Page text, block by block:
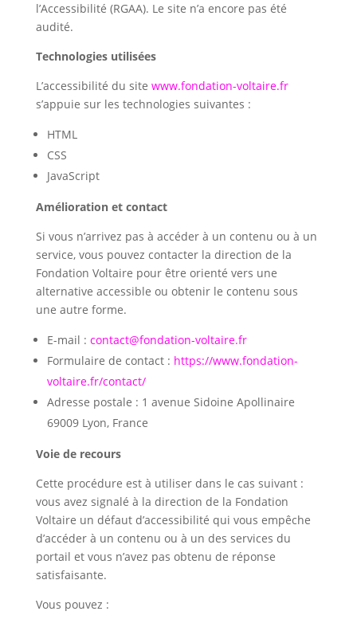
l’Accessibilité (RGAA). Le site n’a encore pas été
audité.
Technologies utilisées
L’accessibilité du site www.fondation-voltaire.fr
s’appuie sur les technologies suivantes :
HTML
CSS
JavaScript
Amélioration et contact
Si vous n’arrivez pas à accéder à un contenu ou à un
service, vous pouvez contacter la direction de la
Fondation Voltaire pour être orienté vers une
alternative accessible ou obtenir le contenu sous
une autre forme.
E-mail : contact@fondation-voltaire.fr
Formulaire de contact : https://www.fondation-
voltaire.fr/contact/
Adresse postale : 1 avenue Sidoine Apollinaire
69009 Lyon, France
Voie de recours
Cette procédure est à utiliser dans le cas suivant :
vous avez signalé à la direction de la Fondation
Voltaire un défaut d’accessibilité qui vous empêche
d’accéder à un contenu ou à un des services du
portail et vous n’avez pas obtenu de réponse
satisfaisante.
Vous pouvez :